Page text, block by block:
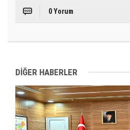
0 Yorum
DİĞER HABERLER